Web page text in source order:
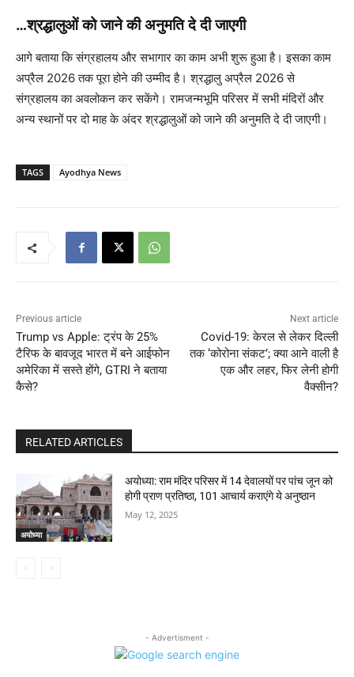
…श्रद्धालुओं को जाने की अनुमति दे दी जाएगी
आगे बताया कि संग्रहालय और सभागार का काम अभी शुरू हुआ है। इसका काम
अप्रैल 2026 तक पूरा होने की उम्मीद है। श्रद्धालु अप्रैल 2026 से
संग्रहालय का अवलोकन कर सकेंगे। रामजन्मभूमि परिसर में सभी मंदिरों और
अन्य स्थानों पर दो माह के अंदर श्रद्धालुओं को जाने की अनुमति दे दी जाएगी।
TAGS Ayodhya News
Previous article
Trump vs Apple: ट्रंप के 25%
टैरिफ के बावजूद भारत में बने आईफोन
अमेरिका में सस्ते होंगे, GTRI ने बताया
कैसे?
Next article
Covid-19: केरल से लेकर दिल्ली
तक ‘कोरोना संकट’; क्या आने वाली है
एक और लहर, फिर लेनी होगी
वैक्सीन?
RELATED ARTICLES
अयोध्या
अयोध्या: राम मंदिर परिसर में 14 देवालयों पर पांच जून को
होगी प्राण प्रतिष्ठा, 101 आचार्य कराएंगे ये अनुष्ठान
May 12, 2025
- Advertisment -